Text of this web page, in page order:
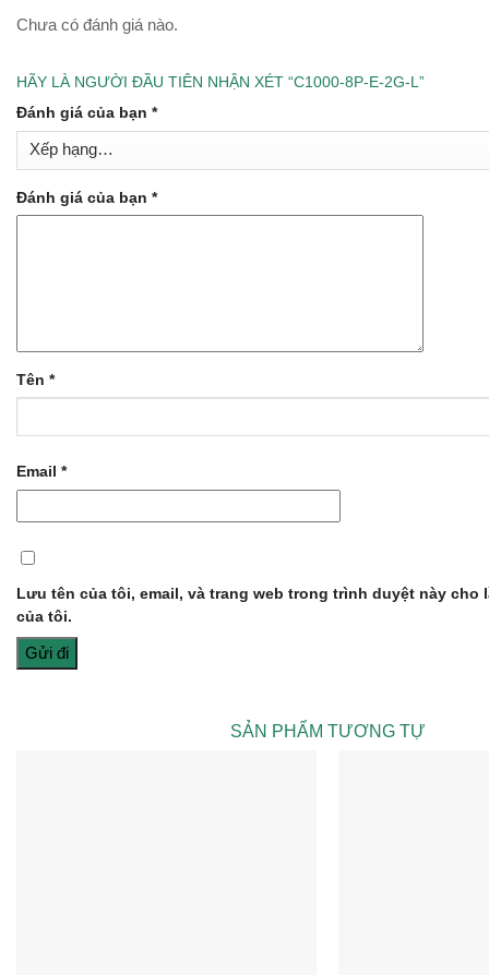
Chưa có đánh giá nào.
HÃY LÀ NGƯỜI ĐẦU TIÊN NHẬN XÉT “C1000-8P-E-2G-L”
Đánh giá của bạn *
Đánh giá của bạn *
Tên *
Email *
Lưu tên của tôi, email, và trang web trong trình duyệt này cho
của tôi.
SẢN PHẨM TƯƠNG TỰ